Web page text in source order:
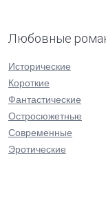
Любовные
Исторические
Короткие
Фантастические
Остросюжетные
Современные
Эротические